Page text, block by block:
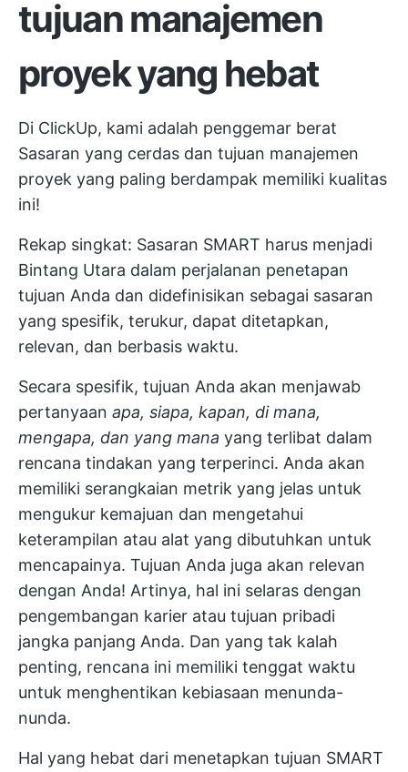
tujuan manajemen
proyek yang hebat
Di ClickUp, kami adalah penggemar berat
Sasaran yang cerdas dan tujuan manajemen
proyek yang paling berdampak memiliki kualitas
ini!
Rekap singkat: Sasaran SMART harus menjadi
Bintang Utara dalam perjalanan penetapan
tujuan Anda dan didefinisikan sebagai sasaran
yang spesifik, terukur, dapat ditetapkan,
relevan, dan berbasis waktu.
Secara spesifik, tujuan Anda akan menjawab
pertanyaan apa, siapa, kapan, di mana,
mengapa, dan yang mana yang terlibat dalam
rencana tindakan yang terperinci. Anda akan
memiliki serangkaian metrik yang jelas untuk
mengukur kemajuan dan mengetahui
keterampilan atau alat yang dibutuhkan untuk
mencapainya. Tujuan Anda juga akan relevan
dengan Anda! Artinya, hal ini selaras dengan
pengembangan karier atau tujuan pribadi
jangka panjang Anda. Dan yang tak kalah
penting, rencana ini memiliki tenggat waktu
untuk menghentikan kebiasaan menunda-
nunda.
Hal yang hebat dari menetapkan tujuan SMART